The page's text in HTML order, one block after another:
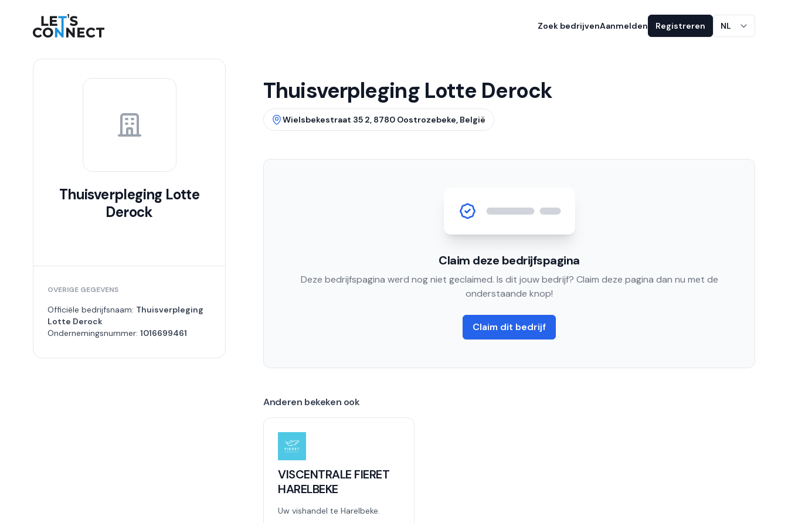
Let's Connect Zoek bedrijvenAanmelden Registreren NL
Thuisverpleging Lotte
Derock
OVERIGE GEGEVENS
Officiële bedrijfsnaam: Thuisverpleging
Lotte Derock
Ondernemingsnummer: 1016699461
Thuisverpleging Lotte Derock
Wielsbekestraat 35 2, 8780 Oostrozebeke, België
Claim deze bedrijfspagina
Deze bedrijfspagina werd nog niet geclaimed. Is dit jouw bedrijf? Claim deze pagina dan nu met de
onderstaande knop!
Claim dit bedrijf
Anderen bekeken ook
VISCENTRALE FIERET
HARELBEKE
Uw vishandel te Harelbeke.